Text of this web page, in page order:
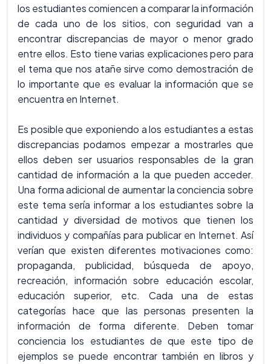
los estudiantes comiencen a comparar la información
de cada uno de los sitios, con seguridad van a
encontrar discrepancias de mayor o menor grado
entre ellos. Esto tiene varias explicaciones pero para
el tema que nos atañe sirve como demostración de
lo importante que es evaluar la información que se
encuentra en Internet.
Es posible que exponiendo a los estudiantes a estas
discrepancias podamos empezar a mostrarles que
ellos deben ser usuarios responsables de la gran
cantidad de información a la que pueden acceder.
Una forma adicional de aumentar la conciencia sobre
este tema sería informar a los estudiantes sobre la
cantidad y diversidad de motivos que tienen los
individuos y compañías para publicar en Internet. Así
verían que existen diferentes motivaciones como:
propaganda, publicidad, búsqueda de apoyo,
recreación, información sobre educación escolar,
educación superior, etc. Cada una de estas
categorías hace que las personas presenten la
información de forma diferente. Deben tomar
conciencia los estudiantes de que este tipo de
ejemplos se puede encontrar también en libros y